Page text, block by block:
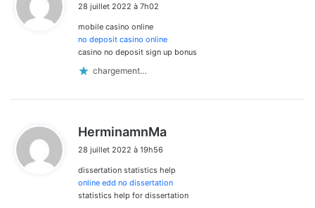
:
28 juillet 2022 à 7h02
mobile casino online
no deposit casino online
casino no deposit sign up bonus
chargement…
HerminamnMa
:
28 juillet 2022 à 19h56
dissertation statistics help
online edd no dissertation
statistics help for dissertation